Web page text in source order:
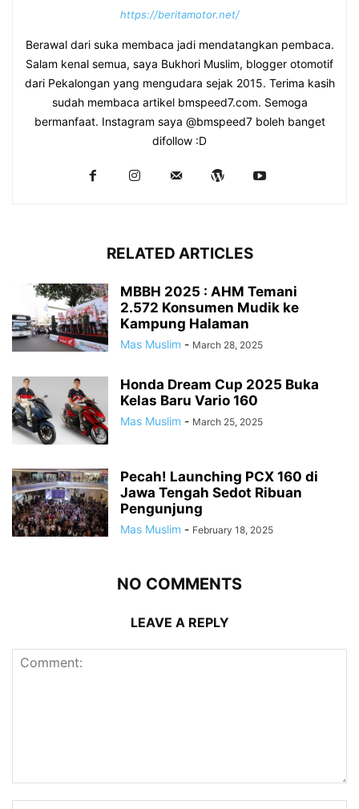
https://beritamotor.net/
Berawal dari suka membaca jadi mendatangkan pembaca.
Salam kenal semua, saya Bukhori Muslim, blogger otomotif
dari Pekalongan yang mengudara sejak 2015. Terima kasih
sudah membaca artikel bmspeed7.com. Semoga
bermanfaat. Instagram saya @bmspeed7 boleh banget
difollow :D
RELATED ARTICLES
MBBH 2025 : AHM Temani
2.572 Konsumen Mudik ke
Kampung Halaman
Mas Muslim - March 28, 2025
Honda Dream Cup 2025 Buka
Kelas Baru Vario 160
Mas Muslim - March 25, 2025
Pecah! Launching PCX 160 di
Jawa Tengah Sedot Ribuan
Pengunjung
Mas Muslim - February 18, 2025
NO COMMENTS
LEAVE A REPLY